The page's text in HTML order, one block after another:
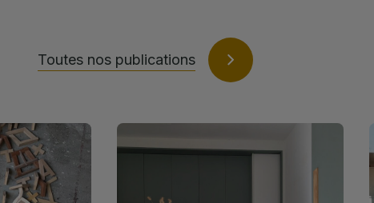
Toutes nos publications